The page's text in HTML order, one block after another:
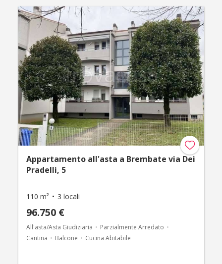
Appartamento all'asta a Brembate via Dei
Pradelli, 5
110 m² 3 locali
96.750 €
All'asta/Asta Giudiziaria
Parzialmente Arredato
Cantina
Balcone Cucina Abitabile